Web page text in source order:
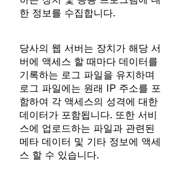
한 정보를 수집합니다.
당사의 웹 서버는 장치가 해당 서
버에 액세스 할 때마다 데이터를
기록하는 로그 파일을 유지하며
로그 파일에는 원래 IP 주소를 포
함하여 각 액세스의 성격에 대한
데이터가 포함됩니다. 또한 서비
스에 업로드하는 파일과 관련된
메타 데이터 및 기타 정보에 액세
스 할 수 있습니다.